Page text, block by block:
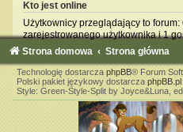
Kto jest online
Użytkownicy przeglądający to
zarejestrowanego użytkownika i 1
Strona domowa
Strona główna
Technologię dostarcza phpBB® Forum
Polski pakiet językowy dostarcza phpBB.pl
Style: Green-Style-Split by Joyce&Luna,